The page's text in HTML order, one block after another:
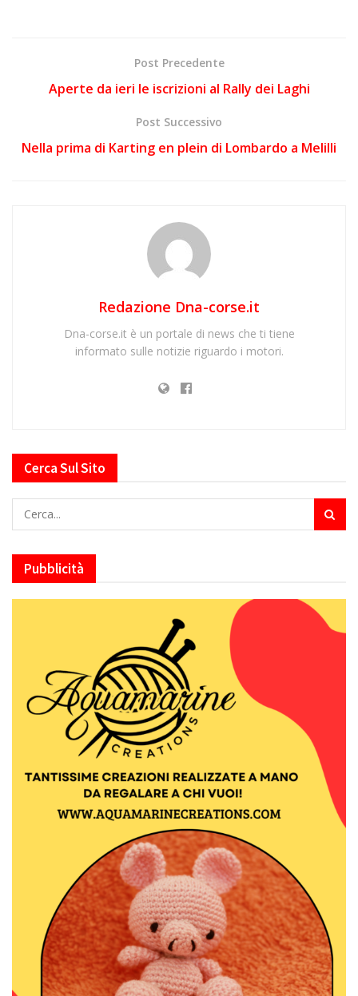
Post Precedente
Aperte da ieri le iscrizioni al Rally dei Laghi
Post Successivo
Nella prima di Karting en plein di Lombardo a Melilli
Redazione Dna-corse.it
Dna-corse.it è un portale di news che ti tiene
informato sulle notizie riguardo i motori.
Cerca Sul Sito
Pubblicità